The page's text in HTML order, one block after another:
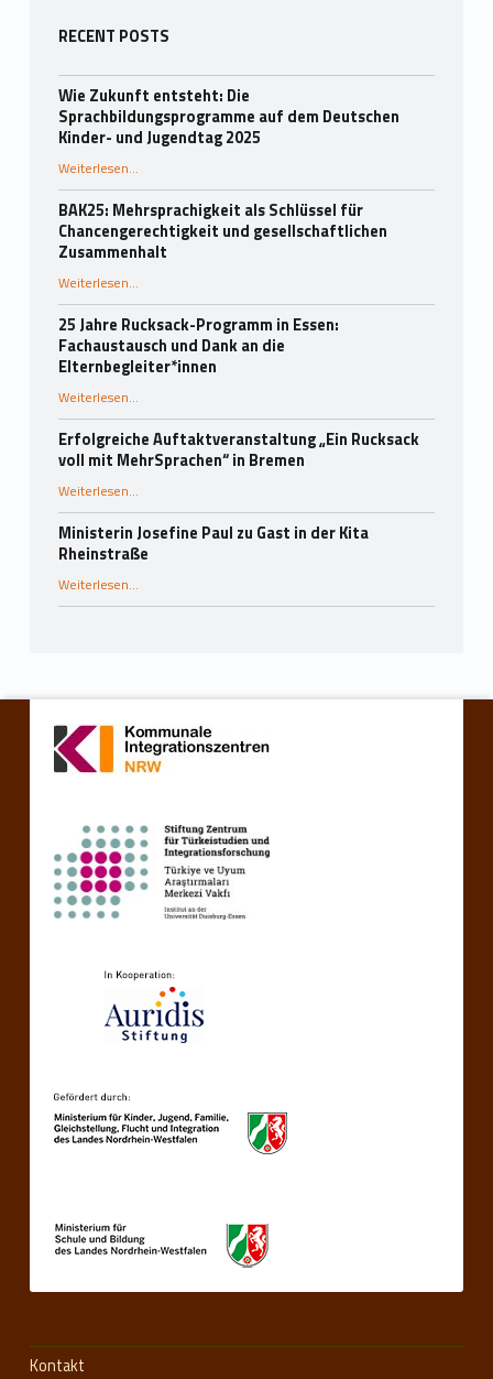
Seitenleiste
RECENT POSTS
Wie Zukunft entsteht: Die
Sprachbildungsprogramme auf dem Deutschen
Kinder- und Jugendtag 2025
Weiterlesen“Wie Zukunft entsteht: Die Sprachbildungsprogramme auf dem Deutschen Kinder- und Jugendtag 2025”
…
BAK25: Mehrsprachigkeit als Schlüssel für
Chancengerechtigkeit und gesellschaftlichen
Zusammenhalt
Weiterlesen“BAK25: Mehrsprachigkeit als Schlüssel für Chancengerechtigkeit und gesellschaftlichen Zusammenhalt”
…
25 Jahre Rucksack-Programm in Essen:
Fachaustausch und Dank an die
Elternbegleiter*innen
Weiterlesen“25 Jahre Rucksack-Programm in Essen: Fachaustausch und Dank an die Elternbegleiter*innen”
…
Erfolgreiche Auftaktveranstaltung „Ein Rucksack
voll mit MehrSprachen“ in Bremen
Weiterlesen“Erfolgreiche Auftaktveranstaltung „Ein Rucksack voll mit MehrSprachen“ in Bremen”
…
Ministerin Josefine Paul zu Gast in der Kita
Rheinstraße
Weiterlesen“Ministerin Josefine Paul zu Gast in der Kita Rheinstraße”
…
Kontakt